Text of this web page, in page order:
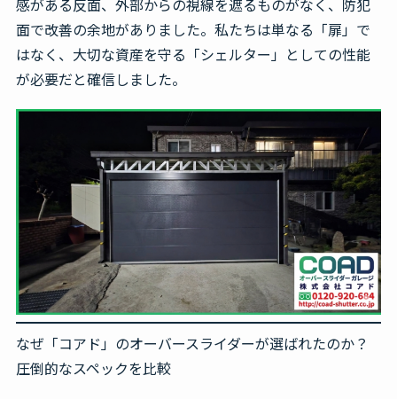
感がある反面、外部からの視線を遮るものがなく、防犯
面で改善の余地がありました。私たちは単なる「扉」で
はなく、大切な資産を守る「シェルター」としての性能
が必要だと確信しました。
なぜ「コアド」のオーバースライダーが選ばれたのか？
圧倒的なスペックを比較